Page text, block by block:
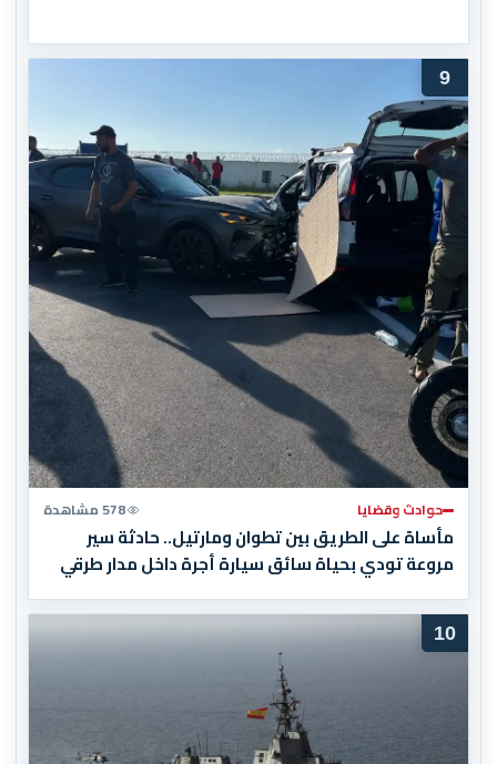
9
حوادث وقضايا 578 مشاهدة
مأساة على الطريق بين تطوان ومارتيل.. حادثة سير
مروعة تودي بحياة سائق سيارة أجرة داخل مدار طرقي
10